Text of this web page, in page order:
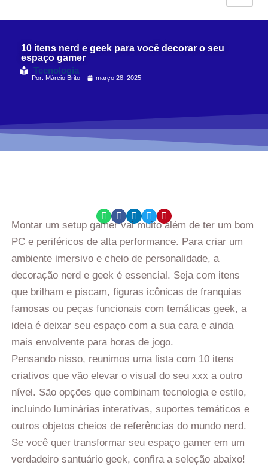
10 itens nerd e geek para você decorar o seu
espaço gamer
Tecnologia
Por: Márcio Brito março 28, 2025
Montar um setup gamer vai muito além de ter um bom
PC e periféricos de alta performance. Para criar um
ambiente imersivo e cheio de personalidade, a
decoração nerd e geek é essencial. Seja com itens
que brilham e piscam, figuras icônicas de franquias
famosas ou peças funcionais com temáticas geek, a
ideia é deixar seu espaço com a sua cara e ainda
mais envolvente para horas de jogo.
Pensando nisso, reunimos uma lista com 10 itens
criativos que vão elevar o visual do seu xxx a outro
nível. São opções que combinam tecnologia e estilo,
incluindo luminárias interativas, suportes temáticos e
outros objetos cheios de referências do mundo nerd.
Se você quer transformar seu espaço gamer em um
verdadeiro santuário geek, confira a seleção abaixo!